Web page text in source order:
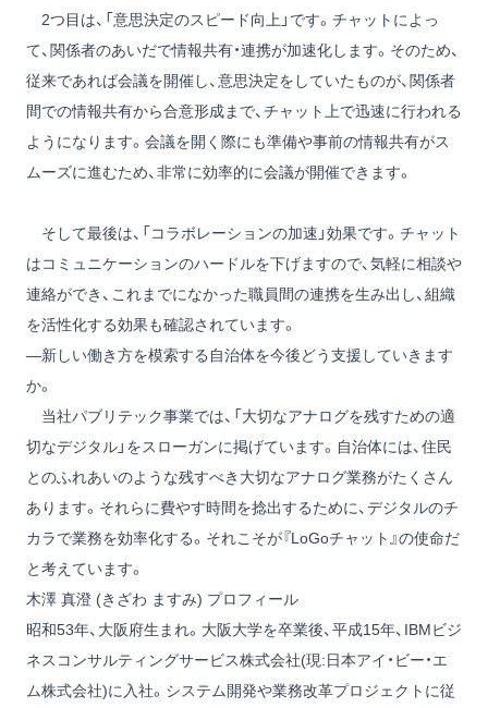
2つ目は、「意思決定のスピード向上」です。チャットによっ
て、関係者のあいだで情報共有・連携が加速化します。そのため、
従来であれば会議を開催し、意思決定をしていたものが、関係者
間での情報共有から合意形成まで、チャット上で迅速に行われる
ようになります。会議を開く際にも準備や事前の情報共有がス
ムーズに進むため、非常に効率的に会議が開催できます。
そして最後は、「コラボレーションの加速」効果です。チャット
はコミュニケーションのハードルを下げますので、気軽に相談や
連絡ができ、これまでになかった職員間の連携を生み出し、組織
を活性化する効果も確認されています。
―新しい働き方を模索する自治体を今後どう支援していきます
か。
当社パブリテック事業では、「大切なアナログを残すための適
切なデジタル」をスローガンに掲げています。自治体には、住民
とのふれあいのような残すべき大切なアナログ業務がたくさん
あります。それらに費やす時間を捻出するために、デジタルのチ
カラで業務を効率化する。それこそが『LoGoチャット』の使命だ
と考えています。
木澤 真澄 (きざわ ますみ) プロフィール
昭和53年、大阪府生まれ。大阪大学を卒業後、平成15年、IBMビジ
ネスコンサルティングサービス株式会社(現:日本アイ・ビー・エ
ム株式会社)に入社。システム開発や業務改革プロジェクトに従